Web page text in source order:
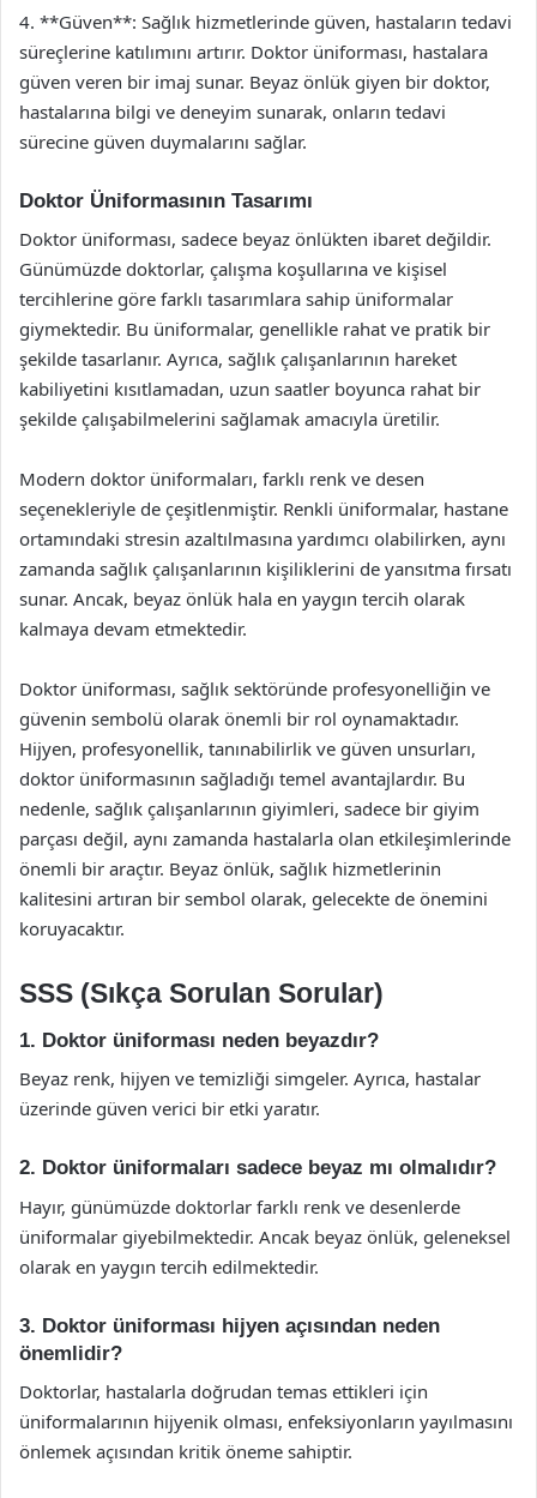
4. **Güven**: Sağlık hizmetlerinde güven, hastaların tedavi
süreçlerine katılımını artırır. Doktor üniforması, hastalara
güven veren bir imaj sunar. Beyaz önlük giyen bir doktor,
hastalarına bilgi ve deneyim sunarak, onların tedavi
sürecine güven duymalarını sağlar.
Doktor Üniformasının Tasarımı
Doktor üniforması, sadece beyaz önlükten ibaret değildir.
Günümüzde doktorlar, çalışma koşullarına ve kişisel
tercihlerine göre farklı tasarımlara sahip üniformalar
giymektedir. Bu üniformalar, genellikle rahat ve pratik bir
şekilde tasarlanır. Ayrıca, sağlık çalışanlarının hareket
kabiliyetini kısıtlamadan, uzun saatler boyunca rahat bir
şekilde çalışabilmelerini sağlamak amacıyla üretilir.
Modern doktor üniformaları, farklı renk ve desen
seçenekleriyle de çeşitlenmiştir. Renkli üniformalar, hastane
ortamındaki stresin azaltılmasına yardımcı olabilirken, aynı
zamanda sağlık çalışanlarının kişiliklerini de yansıtma fırsatı
sunar. Ancak, beyaz önlük hala en yaygın tercih olarak
kalmaya devam etmektedir.
Doktor üniforması, sağlık sektöründe profesyonelliğin ve
güvenin sembolü olarak önemli bir rol oynamaktadır.
Hijyen, profesyonellik, tanınabilirlik ve güven unsurları,
doktor üniformasının sağladığı temel avantajlardır. Bu
nedenle, sağlık çalışanlarının giyimleri, sadece bir giyim
parçası değil, aynı zamanda hastalarla olan etkileşimlerinde
önemli bir araçtır. Beyaz önlük, sağlık hizmetlerinin
kalitesini artıran bir sembol olarak, gelecekte de önemini
koruyacaktır.
SSS (Sıkça Sorulan Sorular)
1. Doktor üniforması neden beyazdır?
Beyaz renk, hijyen ve temizliği simgeler. Ayrıca, hastalar
üzerinde güven verici bir etki yaratır.
2. Doktor üniformaları sadece beyaz mı olmalıdır?
Hayır, günümüzde doktorlar farklı renk ve desenlerde
üniformalar giyebilmektedir. Ancak beyaz önlük, geleneksel
olarak en yaygın tercih edilmektedir.
3. Doktor üniforması hijyen açısından neden
önemlidir?
Doktorlar, hastalarla doğrudan temas ettikleri için
üniformalarının hijyenik olması, enfeksiyonların yayılmasını
önlemek açısından kritik öneme sahiptir.